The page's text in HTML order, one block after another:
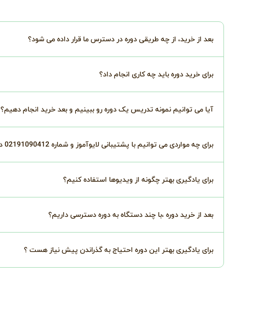
بعد از خرید، از چه طریقی دوره در دسترس ما قرار داده می شود؟
برای خرید دوره باید چه کاری انجام داد؟
آیا می توانیم نمونه تدریس یک دوره رو ببینیم و بعد خرید انجام دهیم؟
برای چه مواردی می توانیم با پشتیبانی لایوآموز و شماره 02191090412 درتماس باشیم؟
برای یادگیری بهتر چگونه از ویدیوها استفاده کنیم؟
بعد از خرید دوره ،با چند دستگاه به دوره دسترسی داریم؟
برای یادگیری بهتر این دوره احتیاج به گذراندن پیش نیاز هست ؟